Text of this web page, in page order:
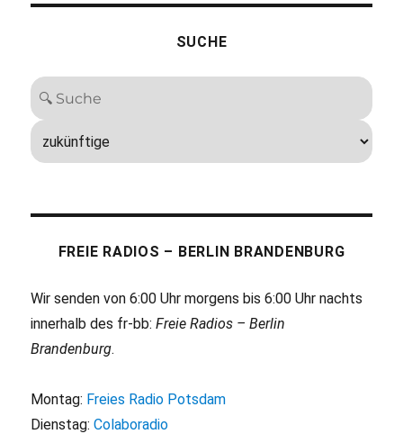
SUCHE
FREIE RADIOS – BERLIN BRANDENBURG
Wir senden von 6:00 Uhr morgens bis 6:00 Uhr nachts
innerhalb des fr-bb:Freie Radios – Berlin
Brandenburg.
Montag: Freies Radio Potsdam
Dienstag:Colaboradio